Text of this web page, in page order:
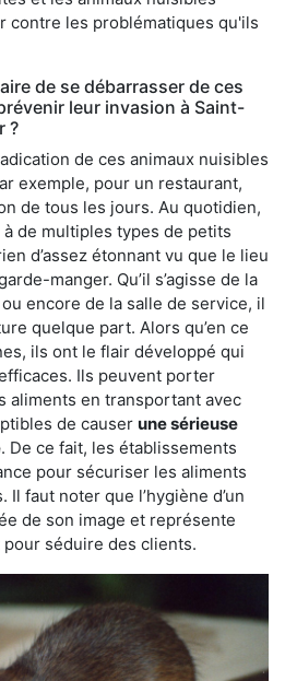
contre les problématiques qu'ils
de se débarrasser de ces
leur invasion à Saint-
?
de ces animaux nuisibles
exemple, pour un restaurant,
de tous les jours. Au quotidien,
de multiples types de petits
d’assez étonnant vu que le lieu
manger. Qu’il s’agisse de la
encore de la salle de service, il
quelque part. Alors qu’en ce
ils ont le flair développé qui
Ils peuvent porter
aliments en transportant avec
de causer une sérieuse
. De ce fait, les établissements
pour sécuriser les aliments
Il faut noter que l’hygiène d’un
de son image et représente
séduire des clients.